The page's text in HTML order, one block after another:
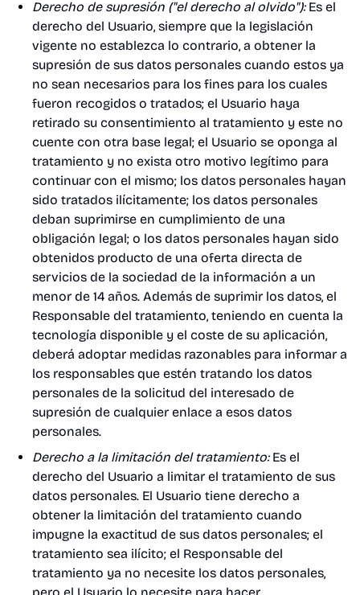
Derecho de supresión ("el derecho al olvido"):Es el
derecho del Usuario, siempre que la legislación
vigente no establezca lo contrario, a obtener la
supresión de sus datos personales cuando estos ya
no sean necesarios para los fines para los cuales
fueron recogidos o tratados; el Usuario haya
retirado su consentimiento al tratamiento y este no
cuente con otra base legal; el Usuario se oponga al
tratamiento y no exista otro motivo legítimo para
continuar con el mismo; los datos personales hayan
sido tratados ilícitamente; los datos personales
deban suprimirse en cumplimiento de una
obligación legal; o los datos personales hayan sido
obtenidos producto de una oferta directa de
servicios de la sociedad de la información a un
menor de 14 años. Además de suprimir los datos, el
Responsable del tratamiento, teniendo en cuenta la
tecnología disponible y el coste de su aplicación,
deberá adoptar medidas razonables para informar a
los responsables que estén tratando los datos
personales de la solicitud del interesado de
supresión de cualquier enlace a esos datos
personales.
Derecho a la limitación del tratamiento:Es el
derecho del Usuario a limitar el tratamiento de sus
datos personales. El Usuario tiene derecho a
obtener la limitación del tratamiento cuando
impugne la exactitud de sus datos personales; el
tratamiento sea ilícito; el Responsable del
tratamiento ya no necesite los datos personales,